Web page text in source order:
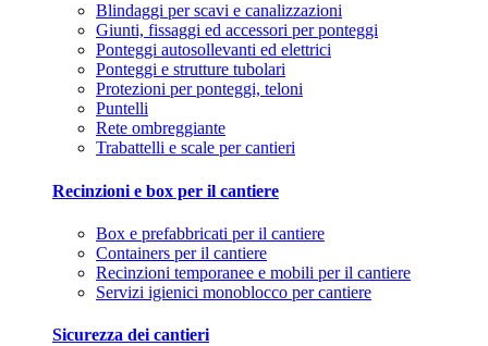
Blindaggi per scavi e canalizzazioni
Giunti, fissaggi ed accessori per ponteggi
Ponteggi autosollevanti ed elettrici
Ponteggi e strutture tubolari
Protezioni per ponteggi, teloni
Puntelli
Rete ombreggiante
Trabattelli e scale per cantieri
Recinzioni e box per il cantiere
Box e prefabbricati per il cantiere
Containers per il cantiere
Recinzioni temporanee e mobili per il cantiere
Servizi igienici monoblocco per cantiere
Sicurezza dei cantieri